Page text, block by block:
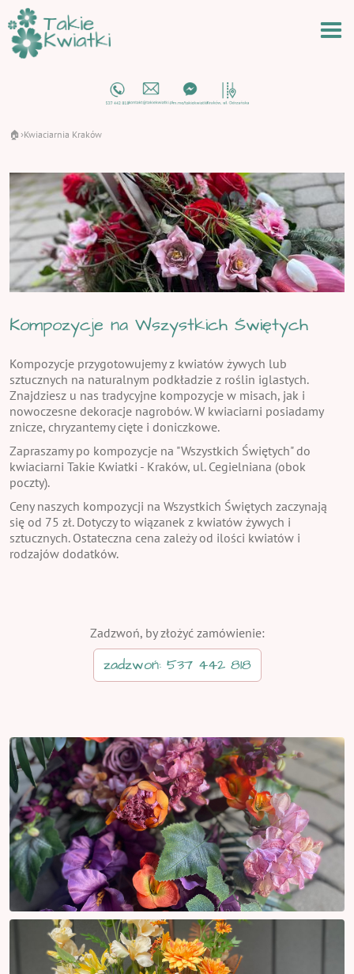
🏠 ›Kwiaciarnia Kraków
Kompozycje na Wszystkich Świętych
Kompozycje przygotowujemy z kwiatów żywych lub
sztucznych na naturalnym podkładzie z roślin iglastych.
Znajdziesz u nas tradycyjne kompozycje w misach, jak i
nowoczesne dekoracje nagrobów. W kwiaciarni posiadamy
znicze, chryzantemy cięte i doniczkowe.
Zapraszamy po kompozycje na "Wszystkich Świętych" do
kwiaciarni Takie Kwiatki - Kraków, ul. Cegielniana (obok
poczty).
Ceny naszych kompozycji na Wszystkich Świętych zaczynają
się od 75 zł. Dotyczy to wiązanek z kwiatów żywych i
sztucznych. Ostateczna cena zależy od ilości kwiatów i
rodzajów dodatków.
Zadzwoń, by złożyć zamówienie:
zadzwoń: 537 442 818